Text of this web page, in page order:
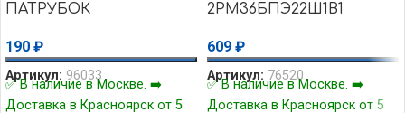
ПАТРУБОК
190 ₽
Артикул: 96033
✅ В наличие в Москве. ➡️
Доставка в Красноярск от 5
2РМ36БПЭ22Ш1В1
609 ₽
Артикул: 76520
✅ В наличие в Москве. ➡️
Доставка в Красноярск от 5